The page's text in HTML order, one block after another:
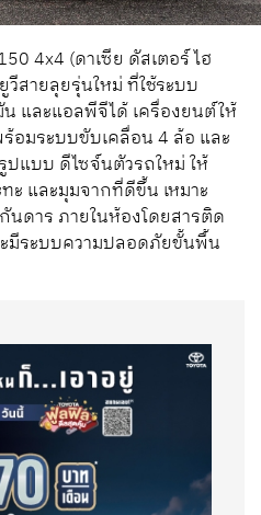
4x4 (ดาเซีย ดัสเตอร์ ไฮ
สายลุยรุ่นใหม่ ที่ใช้ระบบ
น และแอลพีจีได้ เครื่องยนต์ให้
อมระบบขับเคลื่อน 4 ล้อ และ
แบบ ดีไซจ์นตัวรถใหม่ ให้
ะ และมุมจากที่ดีขึ้น เหมาะ
ดาร ภายในห้องโดยสารติด
มีระบบความปลอดภัยขั้นพื้น